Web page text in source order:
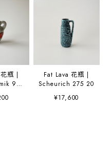
瓶 |
95
Fat Lava 花瓶 |
Scheurich 275 20
¥17,600